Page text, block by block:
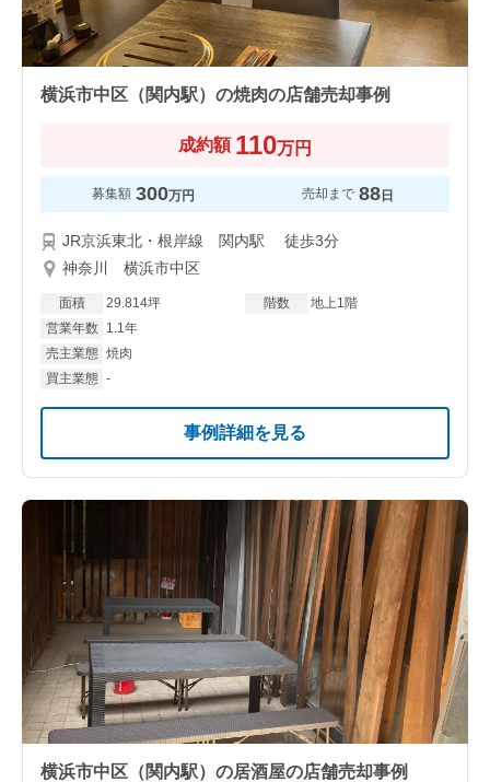
横浜市中区（関内駅）の焼肉の店舗売却事例
成約額 110万円
募集額 300万円 売却まで 88日
JR京浜東北・根岸線 関内駅 徒歩3分
神奈川 横浜市中区
面積 29.814坪 階数
地上1階
営業年数
1.1年
売主業態 焼肉
買主業態 -
事例詳細を見る
横浜市中区（関内駅）の居酒屋の店舗売却事例